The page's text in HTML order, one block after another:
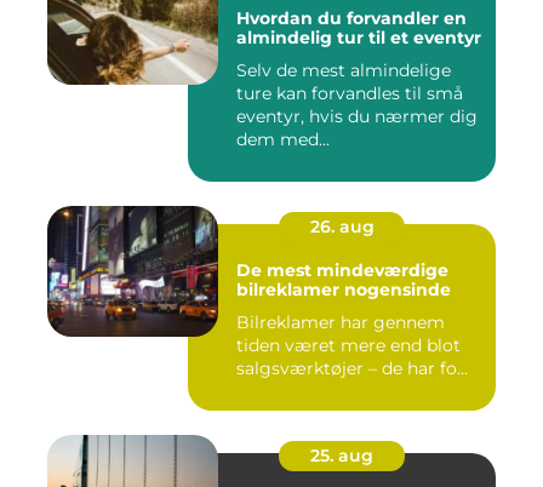
Hvordan du forvandler en
almindelig tur til et eventyr
Selv de mest almindelige
ture kan forvandles til små
eventyr, hvis du nærmer dig
dem med...
26. aug
De mest mindeværdige
bilreklamer nogensinde
Bilreklamer har gennem
tiden været mere end blot
salgsværktøjer – de har fo...
25. aug